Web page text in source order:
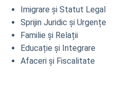
Imigrare și Statut Legal
Sprijin Juridic și Urgențe
Familie și Relații
Educație și Integrare
Afaceri și Fiscalitate